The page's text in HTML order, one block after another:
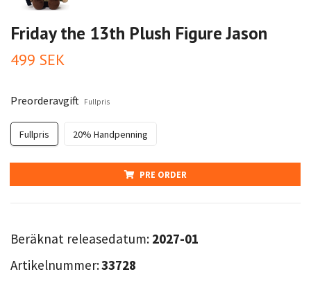
Friday the 13th Plush Figure Jason
499 SEK
Preorderavgift Fullpris
Fullpris 20% Handpenning
PRE ORDER
Beräknat releasedatum: 2027-01
Artikelnummer:33728